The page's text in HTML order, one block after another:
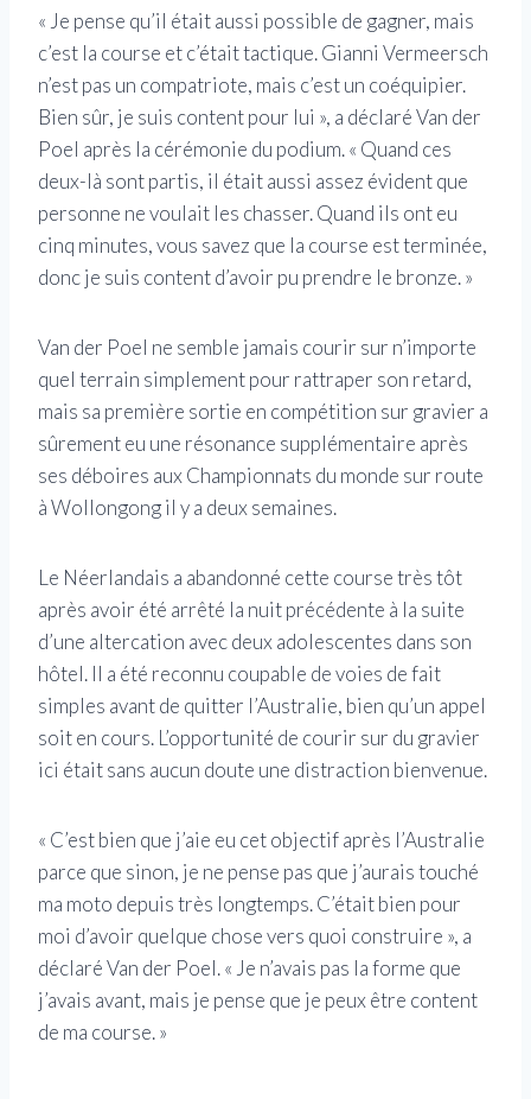
« Je pense qu’il était aussi possible de gagner, mais
c’est la course et c’était tactique. Gianni Vermeersch
n’est pas un compatriote, mais c’est un coéquipier.
Bien sûr, je suis content pour lui », a déclaré Van der
Poel après la cérémonie du podium. « Quand ces
deux-là sont partis, il était aussi assez évident que
personne ne voulait les chasser. Quand ils ont eu
cinq minutes, vous savez que la course est terminée,
donc je suis content d’avoir pu prendre le bronze. »
Van der Poel ne semble jamais courir sur n’importe
quel terrain simplement pour rattraper son retard,
mais sa première sortie en compétition sur gravier a
sûrement eu une résonance supplémentaire après
ses déboires aux Championnats du monde sur route
à Wollongong il y a deux semaines.
Le Néerlandais a abandonné cette course très tôt
après avoir été arrêté la nuit précédente à la suite
d’une altercation avec deux adolescentes dans son
hôtel. Il a été reconnu coupable de voies de fait
simples avant de quitter l’Australie, bien qu’un appel
soit en cours. L’opportunité de courir sur du gravier
ici était sans aucun doute une distraction bienvenue.
« C’est bien que j’aie eu cet objectif après l’Australie
parce que sinon, je ne pense pas que j’aurais touché
ma moto depuis très longtemps. C’était bien pour
moi d’avoir quelque chose vers quoi construire », a
déclaré Van der Poel. « Je n’avais pas la forme que
j’avais avant, mais je pense que je peux être content
de ma course. »